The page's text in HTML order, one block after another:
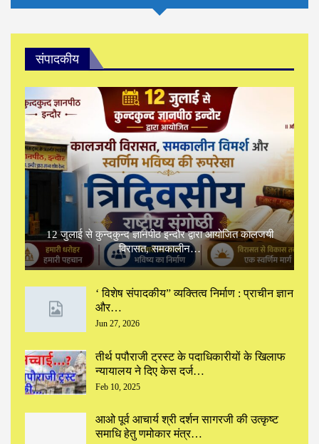
संपादकीय
12 जुलाई से कुन्दकुन्द ज्ञानपीठ इन्दौर द्वारा आयोजित कालजयी
विरासत, समकालीन…
‘ विशेष संपादकीय” ‌व्यक्तित्व निर्माण : प्राचीन ज्ञान
और…
Jun 27, 2026
तीर्थ पपौराजी ट्रस्ट के पदाधिकारीयों के खिलाफ
न्यायालय ने दिए केस दर्ज…
Feb 10, 2025
आओ पूर्व आचार्य श्री दर्शन सागरजी की उत्कृष्ट
समाधि हेतु णमोकार मंत्र…